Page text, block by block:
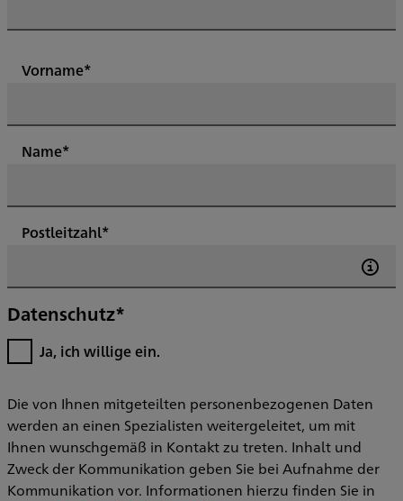
Vorname*
Name*
Postleitzahl*
Datenschutz*
Ja, ich willige ein.
Die von Ihnen mitgeteilten personenbezogenen Daten
werden an einen Spezialisten weitergeleitet, um mit
Ihnen wunschgemäß in Kontakt zu treten. Inhalt und
Zweck der Kommunikation geben Sie bei Aufnahme der
Kommunikation vor. Informationen hierzu finden Sie in